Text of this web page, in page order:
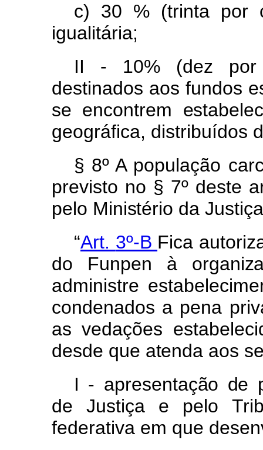
c) 30 % (trinta por
igualitária;
II - 10% (dez
destinados aosfundos
se encontrem
geográfica, distribuídos
§ 8ºA população
previsto no § 7º deste
pelo Ministério daJustiç
“Art. 3º-B Fica
do Funpen à
administre
condenados a pena
asvedações
desde que atenda aos
I - apresentação de
deJustiça e pelo
federativa em que